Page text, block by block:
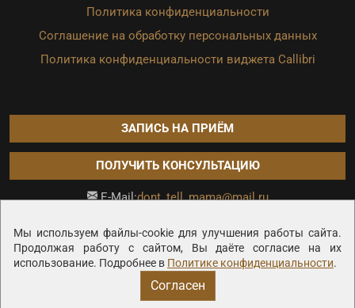
Мы используем файлы-cookie для улучшения работы сайта.
Продолжая работу с сайтом, Вы даёте согласие на их
использование. Подробнее в Политике конфиденциальности.
Согласен
Политика конфиденциальности
Соглашение на обработку персональных данных
Политика конфиденциальности виджета Callibri
ЗАПИСЬ НА ПРИЁМ
ПОЛУЧИТЬ КОНСУЛЬТАЦИЮ
E-Mail:dont_tell_mama@mail.ru